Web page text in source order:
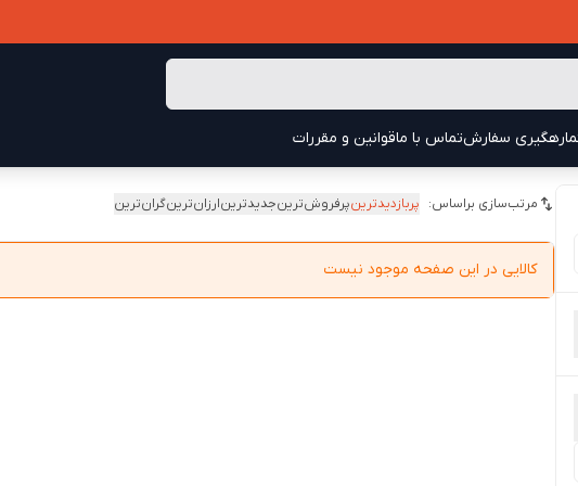
رهگیری سفارشتماس با ماقوانین و مقررات
مرتب‌سازی براساس: پربازدیدترینپرفروش‌ترینجدیدترینارزان‌ترینگران‌ترین
کالایی در این صفحه موجود نیست